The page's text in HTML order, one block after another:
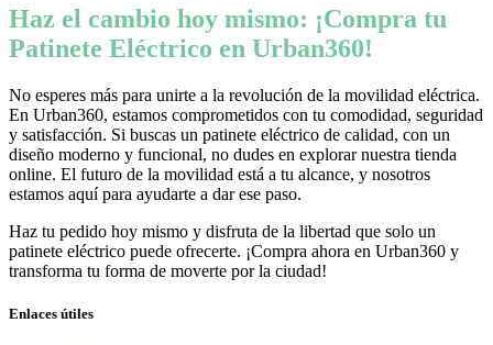
Haz el cambio hoy mismo: ¡Compra tu
Patinete Eléctrico en Urban360!
No esperes más para unirte a la revolución de la movilidad eléctrica.
En Urban360, estamos comprometidos con tu comodidad, seguridad
y satisfacción. Si buscas un patinete eléctrico de calidad, con un
diseño moderno y funcional, no dudes en explorar nuestra tienda
online. El futuro de la movilidad está a tu alcance, y nosotros
estamos aquí para ayudarte a dar ese paso.
Haz tu pedido hoy mismo y disfruta de la libertad que solo un
patinete eléctrico puede ofrecerte. ¡Compra ahora en Urban360 y
transforma tu forma de moverte por la ciudad!
Enlaces útiles